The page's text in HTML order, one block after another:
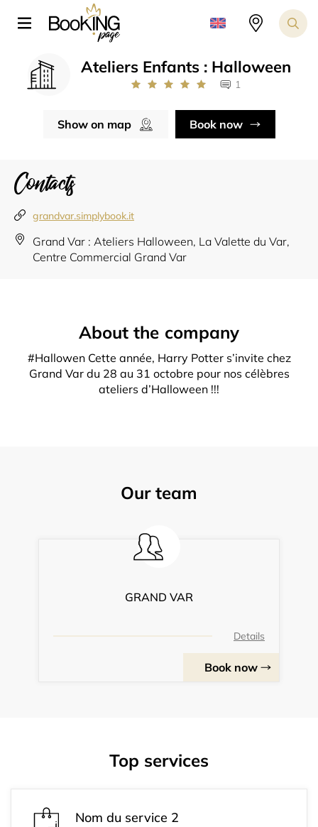
Ateliers Enfants : Halloween
1
Show on map Book now
Contacts
grandvar.simplybook.it
Grand Var : Ateliers Halloween, La Valette du Var,
Centre Commercial Grand Var
About the company
#Hallowen Cette année, Harry Potter s’invite chez
Grand Var du 28 au 31 octobre pour nos célèbres
ateliers d’Halloween !!!
Our team
GRAND VAR
Details
Book now
Top services
Nom du service 2